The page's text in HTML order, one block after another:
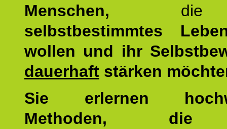
Menschen,
selbstbestimmtes
wollen und ihr
dauerhaft stärken
Sie erlernen
Methoden, die